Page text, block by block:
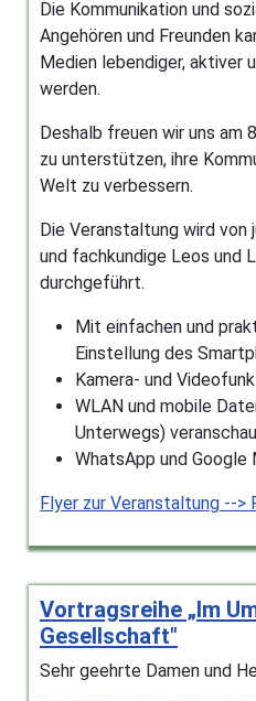
Die Kommunikation und
Angehören und Freunden
Medien lebendiger,
werden.
Deshalb freuen wir uns am
zu unterstützen, ihre
Welt zu verbessern.
Die Veranstaltung wird von
und fachkundige Leos und
durchgeführt.
Mit einfachen und
Einstellung des
Kamera- und
WLAN und mobile
Unterwegs)
WhatsApp und Google
Flyer zur Veranstaltung -->
Vortragsreihe „Im
Gesellschaft"
Sehr geehrte Damen und